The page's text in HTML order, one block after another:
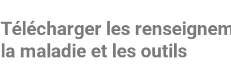
Télécharger les
la maladie et les outils